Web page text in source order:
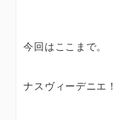
今回はここまで。
ナスヴィーデニエ！